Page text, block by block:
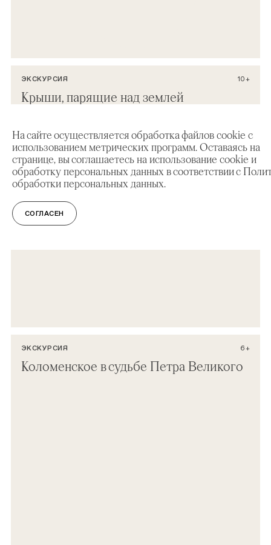
На сайте осуществляется обработка файлов cookie с
использованием метрических программ. Оставаясь на
странице, вы соглашаетесь на использование cookie и
обработку персональных данных в соответствии с
обработки персональных данных.
СОГЛАСЕН
ЭКСКУРСИЯ 10+
Крыши, парящие над землей
ЭКСКУРСИЯ 6+
Коломенское в судьбе Петра Великого